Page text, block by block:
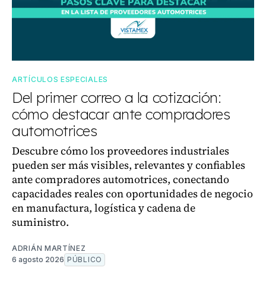
ARTÍCULOS ESPECIALES
Del primer correo a la cotización:
cómo destacar ante compradores
automotrices
Descubre cómo los proveedores industriales
pueden ser más visibles, relevantes y confiables
ante compradores automotrices, conectando
capacidades reales con oportunidades de negocio
en manufactura, logística y cadena de
suministro.
ADRIÁN MARTÍNEZ
6 agosto 2026 PÚBLICO